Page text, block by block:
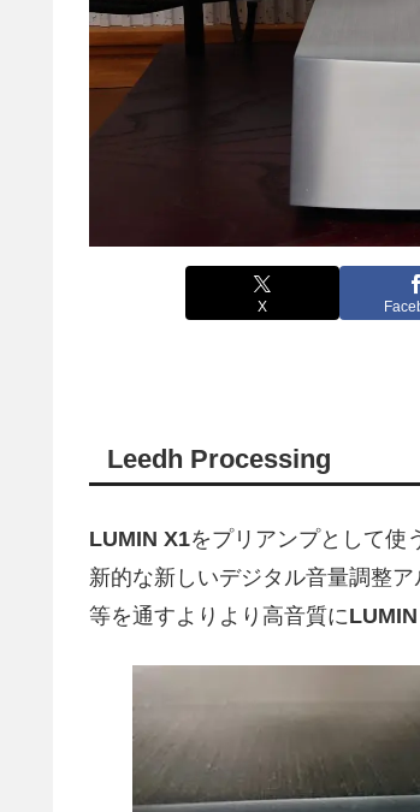
X
Leedh Processing
LUMIN X1をプリアンプとして使
新的な新しいデジタル音量調整ア
等を通すよりより高音質に